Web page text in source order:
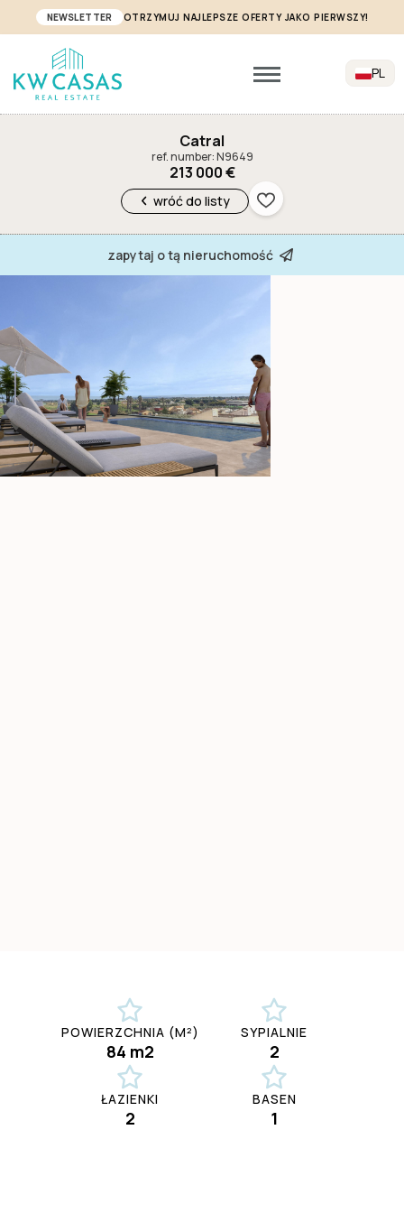
NEWSLETTER OTRZYMUJ NAJLEPSZE OFERTY JAKO PIERWSZY!
PL
Catral
ref. number: N9649
213 000 €
wróć do listy
zapytaj o tą nieruchomość
POWIERZCHNIA (M²)
84 m2
SYPIALNIE
2
ŁAZIENKI
2
BASEN
1